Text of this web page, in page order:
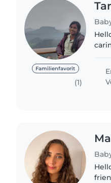
Familienfavorit
(1)
the